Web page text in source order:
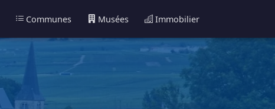
Communes Musées Immobilier